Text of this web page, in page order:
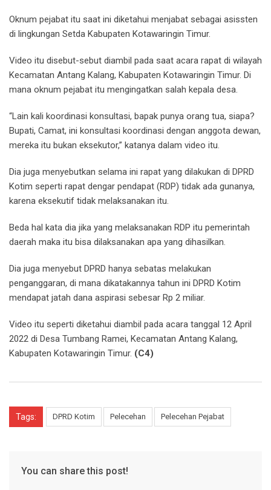
Oknum pejabat itu saat ini diketahui menjabat sebagai asissten
di lingkungan Setda Kabupaten Kotawaringin Timur.
Video itu disebut-sebut diambil pada saat acara rapat di wilayah
Kecamatan Antang Kalang, Kabupaten Kotawaringin Timur. Di
mana oknum pejabat itu mengingatkan salah kepala desa.
“Lain kali koordinasi konsultasi, bapak punya orang tua, siapa?
Bupati, Camat, ini konsultasi koordinasi dengan anggota dewan,
mereka itu bukan eksekutor,” katanya dalam video itu.
Dia juga menyebutkan selama ini rapat yang dilakukan di DPRD
Kotim seperti rapat dengar pendapat (RDP) tidak ada gunanya,
karena eksekutif tidak melaksanakan itu.
Beda hal kata dia jika yang melaksanakan RDP itu pemerintah
daerah maka itu bisa dilaksanakan apa yang dihasilkan.
Dia juga menyebut DPRD hanya sebatas melakukan
penganggaran, di mana dikatakannya tahun ini DPRD Kotim
mendapat jatah dana aspirasi sebesar Rp 2 miliar.
Video itu seperti diketahui diambil pada acara tanggal 12 April
2022 di Desa Tumbang Ramei, Kecamatan Antang Kalang,
Kabupaten Kotawaringin Timur. (C4)
Tags: DPRD Kotim Pelecehan Pelecehan Pejabat
You can share this post!